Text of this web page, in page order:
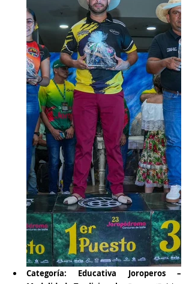
Categoría: Educativa Joroperos –